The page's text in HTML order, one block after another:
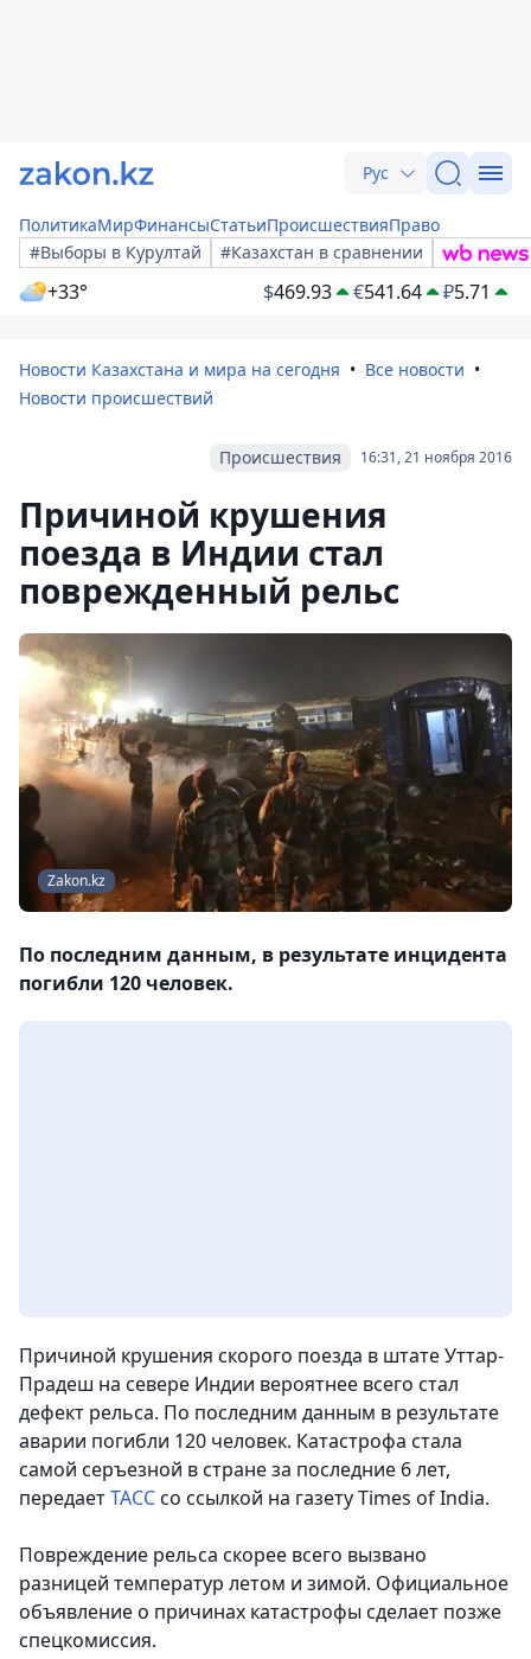
Рус
ПолитикаМирФинансыСтатьиПроисшествияПраво
#Выборы в Курултай
#Казахстан в сравнении
+33° $469.93 €541.64 ₽5.71
Новости Казахстана и мира на сегодня
Все новости
Новости происшествий
16:31, 21 ноября 2016
Происшествия
Причиной крушения
поезда в Индии стал
поврежденный рельс
Zakon.kz
По последним данным, в результате инцидента
погибли 120 человек.
Причиной крушения скорого поезда в штате Уттар-
Прадеш на севере Индии вероятнее всего стал
дефект рельса. По последним данным в результате
аварии погибли 120 человек. Катастрофа стала
самой серъезной в стране за последние 6 лет,
передаетТАССсо ссылкой на газету Times of India.
Повреждение рельса скорее всего вызвано
разницей температур летом и зимой. Официальное
объявление о причинах катастрофы сделает позже
спецкомиссия.